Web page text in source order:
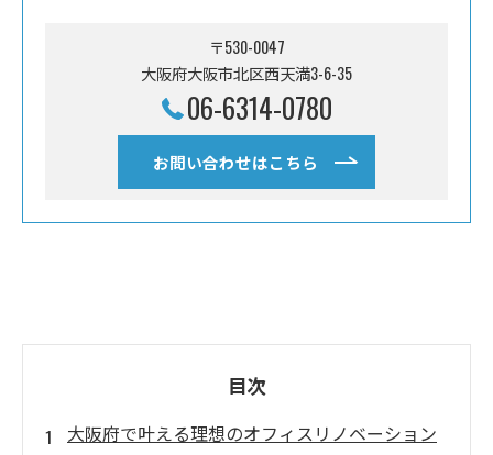
〒530-0047
大阪府大阪市北区西天満3-6-35
06-6314-0780
お問い合わせはこちら
目次
大阪府で叶える理想のオフィスリノベーション